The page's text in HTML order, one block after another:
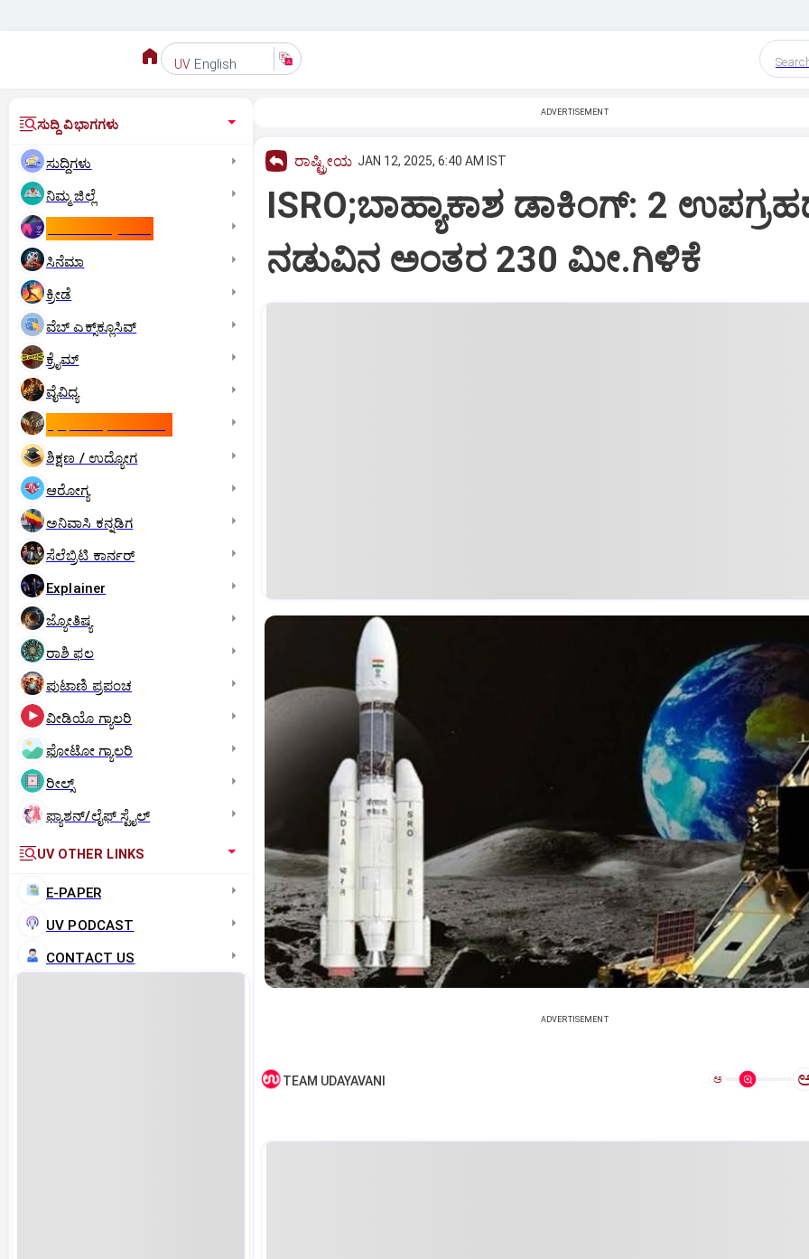
UV English
ಸುದ್ದಿ ವಿಭಾಗಗಳು
ಸುದ್ದಿಗಳು
ನಿಮ್ಮ ಜಿಲ್ಲೆ
ಸಿನೆಮಾ
ಕ್ರೀಡೆ
ವೆಬ್ ಎಕ್ಸ್‌ಕ್ಲೂಸಿವ್
ಕ್ರೈಮ್
ವೈವಿಧ್ಯ
ಶಿಕ್ಷಣ / ಉದ್ಯೋಗ
ಆರೋಗ್ಯ
ಅನಿವಾಸಿ ಕನ್ನಡಿಗ
ಸೆಲೆಬ್ರಿಟಿ ಕಾರ್ನರ್‌
Explainer
ಜ್ಯೋತಿಷ್ಯ
ರಾಶಿ ಫಲ
ಪುಟಾಣಿ ಪ್ರಪಂಚ
ವೀಡಿಯೊ ಗ್ಯಾಲರಿ
ಫೋಟೋ ಗ್ಯಾಲರಿ
ರೀಲ್ಸ್
ಫ್ಯಾಶನ್/ಲೈಫ್‌ ಸ್ಟೈಲ್
UV OTHER LINKS
E-PAPER
UV PODCAST
CONTACT US
ADVERTISEMENT
ರಾಷ್ಟ್ರೀಯ JAN 12, 2025, 6:40 AM IST
ISRO;ಬಾಹ್ಯಾಕಾಶ ಡಾಕಿಂಗ್‌: 2
ನಡುವಿನ ಅಂತರ 230 ಮೀ.ಗಿಳಿಕೆ
ADVERTISEMENT
TEAM UDAYAVANI ಅ